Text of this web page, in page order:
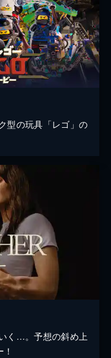
型の玩具「レゴ」の
く…。予想の斜め上